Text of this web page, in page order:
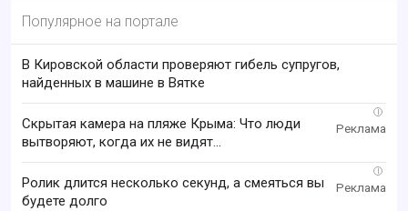
Популярное на портале
В Кировской области проверяют гибель супругов,
найденных в машине в Вятке
i
Скрытая камера на пляже Крыма: Что люди
вытворяют, когда их не видят...
i
Ролик длится несколько секунд, а смеяться вы
будете долго